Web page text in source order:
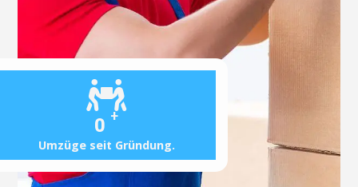
0 +
Umzüge seit Gründung.